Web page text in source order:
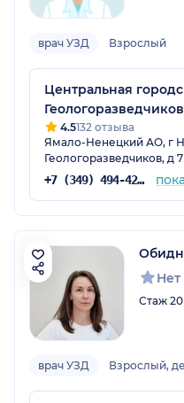
врач УЗД Взрослый
Центральная
Геологоразведчиков
4.5132 отзыва
Ямало-Ненецкий АО, г
Геологоразведчиков, д 7
+7 (349) 494-42-62
Стаж
врач УЗД Взрослый,